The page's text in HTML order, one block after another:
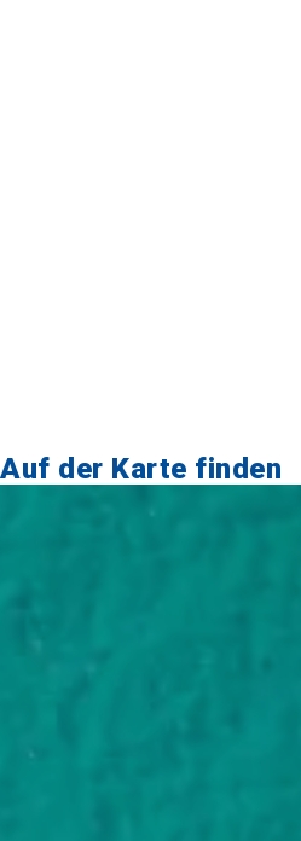
Auf der Karte finden